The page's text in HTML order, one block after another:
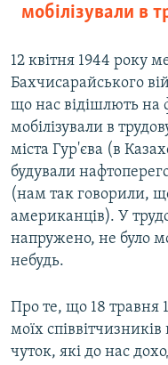
мобілізували в
12 квітня 1944 року
Бахчисарайського
що нас відішлють на
мобілізували в
міста Гур'єва (в
будували
(нам так говорили,
американців). У
напружено, не було
небудь.
Про те, що 18 травня
моїх
чуток, які до нас